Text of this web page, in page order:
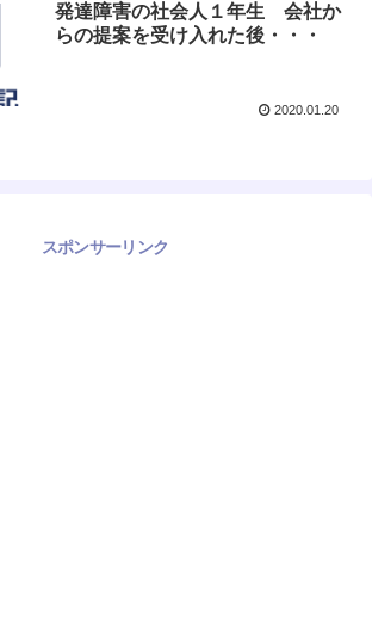
発達障害の社会人１年生 会社か
らの提案を受け入れた後・・・
2020.01.20
スポンサーリンク